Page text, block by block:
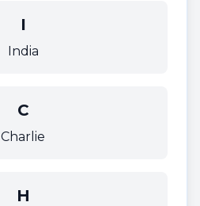
I
India
C
Charlie
H